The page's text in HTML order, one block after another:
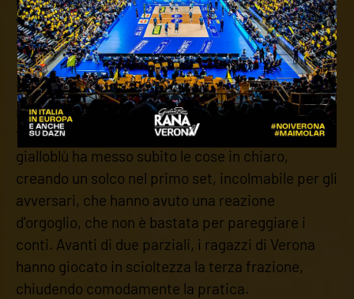
VERONA VOLLEY - WE BEAT CORNEDO 3-0 (25-
11; 25-18; 25-10)
Tra le mura amiche, la squadra di coach Pallaro
non ha lasciato scampo alla We Beat Cornedo,
travolta con un 3-0 senza storia. La compagine
gialloblù ha messo subito le cose in chiaro,
creando un solco nel primo set, incolmabile per gli
avversari, che hanno avuto una reazione
d'orgoglio, che non è bastata per pareggiare i
conti. Avanti di due parziali, i ragazzi di Verona
hanno giocato in scioltezza la terza frazione,
chiudendo comodamente la pratica.